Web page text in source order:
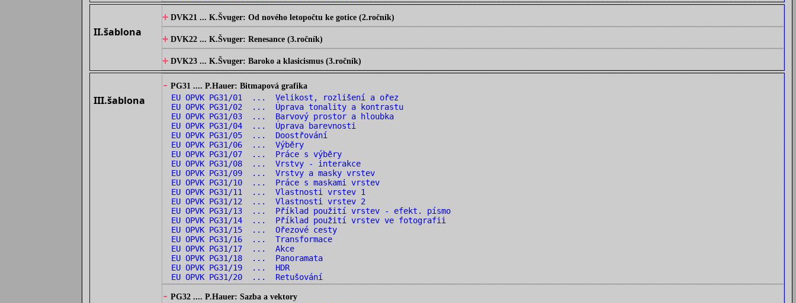
II.šablona
+ DVK21 ... K.Švuger: Od nového letopočtu ke gotice (2.ročník)
+ DVK22 ... K.Švuger: Renesance (3.ročník)
+ DVK23 ... K.Švuger: Baroko a klasicismus (3.ročník)
III.šablona
- PG31 .... P.Hauer: Bitmapová grafika
EU OPVK PG31/01 ... Velikost, rozlišení a ořez
EU OPVK PG31/02 ... Úprava tonality a kontrastu
EU OPVK PG31/03 ... Barvový prostor a hloubka
EU OPVK PG31/04 ... Úprava barevnosti
EU OPVK PG31/05 ... Doostřování
EU OPVK PG31/06 ... Výběry
EU OPVK PG31/07 ... Práce s výběry
EU OPVK PG31/08 ... Vrstvy - interakce
EU OPVK PG31/09 ... Vrstvy a masky vrstev
EU OPVK PG31/10 ... Práce s maskami vrstev
EU OPVK PG31/11 ... Vlastnosti vrstev 1
EU OPVK PG31/12 ... Vlastnosti vrstev 2
EU OPVK PG31/13 ... Příklad použití vrstev - efekt. písmo
EU OPVK PG31/14 ... Příklad použití vrstev ve fotografii
EU OPVK PG31/15 ... Ořezové cesty
EU OPVK PG31/16 ... Transformace
EU OPVK PG31/17 ... Akce
EU OPVK PG31/18 ... Panoramata
EU OPVK PG31/19 ... HDR
EU OPVK PG31/20 ... Retušování
- PG32 .... P.Hauer: Sazba a vektory